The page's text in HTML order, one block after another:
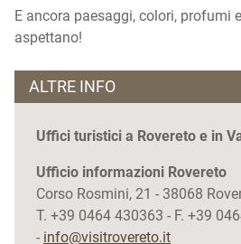
E ancora paesaggi, colori, profumi
aspettano!
ALTRE INFO
Uffici turistici a Rovereto e in
Ufficio informazioni Rovereto
Corso Rosmini, 21 - 38068
T. +39 0464 430363 - F. +39
- info@visitrovereto.it